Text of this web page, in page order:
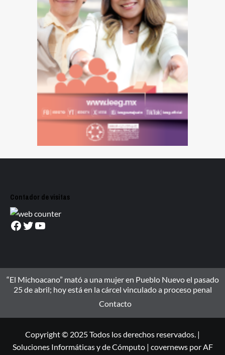
Contador de visitas
Facebook
Twitter
YouTube
“El Michoacano” mató a una mujer en Pueblo Nuevo el pasado
25 de abril; hoy está en la cárcel vinculado a proceso penal
Contacto
Copyright © 2025 Todos los derechos reservados. |
Soluciones Informáticas y de Cómputo | covernewspor AF